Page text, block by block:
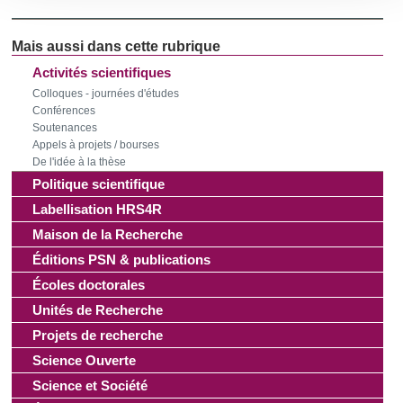
les cookies.
Les cookies nous permettent de personnaliser le contenu
et les annonces, d'offrir des fonctionnalités relatives aux
médias sociaux et d'analyser notre trafic. Nous
partageons également des informations sur l'utilisation de
notre site avec nos partenaires de médias sociaux, de
publicité et d'analyse, qui peuvent combiner celles-ci avec
d'autres informations que vous leur avez fournies ou qu'ils
ont collectées lors de votre utilisation de leurs services.
Activités scientifiques
Colloques - journées d'études
Conférences
Soutenances
Appels à projets / bourses
De l'idée à la thèse
Politique scientifique
Labellisation HRS4R
Maison de la Recherche
Éditions PSN & publications
Écoles doctorales
Unités de Recherche
Projets de recherche
Science Ouverte
Science et Société